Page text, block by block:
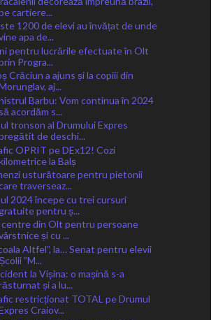
cartiere...
1200 de elevi au învățat de unde
apa de...
pentru lucrările efectuate în Olt
Progra...
Crăciun a ajuns și la copiii din
aj...
Barbu: Vom continua în 2024
să acordăm s...
tronson al Drumului Expres
de deschi...
OPRIT pe DEx12! Cozi
la Balș
usturătoare pentru pietonii
traverseaz...
2024 începe cu trei cursuri
gratuite pentru ș...
centre din Olt pentru persoane
și cu ...
Altfel”, la… Senat pentru elevii
Școlii ”M...
la Vișina: o mașină s-a
și a lu...
restricționat TOTAL pe Drumul
Craiov...